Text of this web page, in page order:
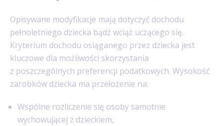
Opisywane modyfikacje mają dotyczyć dochodu
pełnoletniego dziecka bądź wciąż uczącego się.
Kryterium dochodu osiąganego przez dziecka jest
kluczowe dla możliwości skorzystania
z poszczególnych preferencji podatkowych. Wysokość
zarobków dziecka ma przełożenie na:
Wspólne rozliczenie się osoby samotnie
wychowującej z dzieckiem,